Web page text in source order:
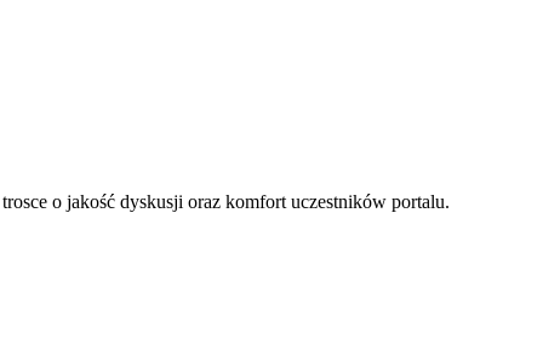
o jakość dyskusji oraz komfort uczestników portalu.